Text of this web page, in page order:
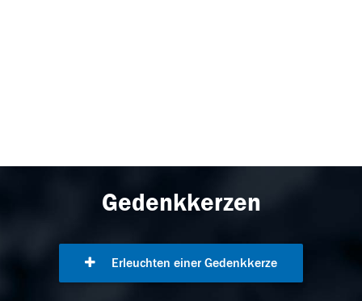
Gedenkkerzen
Erleuchten einer Gedenkkerze